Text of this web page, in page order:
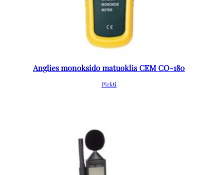
Anglies monoksido matuoklis CEM CO-180
Pirkti